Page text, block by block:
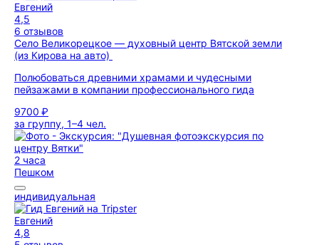
Евгений
4,5
6 отзывов
Село Великорецкое — духовный центр Вятской земли
(из Кирова на авто)
Полюбоваться древними храмами и чудесными
пейзажами в компании профессионального гида
9700 ₽
за группу, 1–4 чел.
2 часа
Пешком
индивидуальная
Евгений
4,8